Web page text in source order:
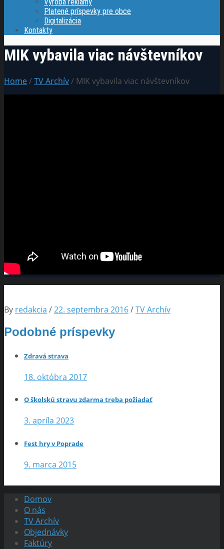
Platené príspevky pre obce
Digitalizácia
Kontakty
MIK vybavila viac návštevníkov
Home/TV Archív/ MIK vybavila viac návštevníkov
By redakcia /22. septembra 2016/TV Archív
Podobné príspevky
Zdravá strava
18. októbra 2017
O školskú stravu zdarma treba požiadať
3. apríla 2023
Fest hry v Poprade
9. marca 2015
Domov
O nás
TV Archív
Objednávky
Faktúry